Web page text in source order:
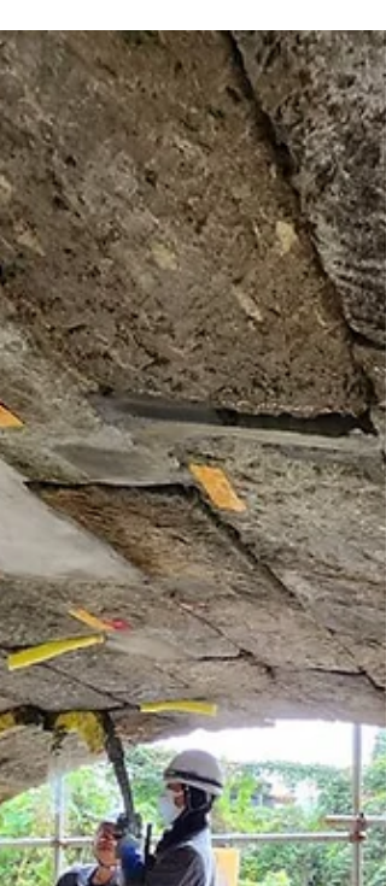
た。 この技術により護岸の石積みなど広い範囲
短期間で安価に調査することができます。...